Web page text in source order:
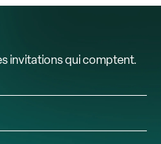
invitations qui comptent.